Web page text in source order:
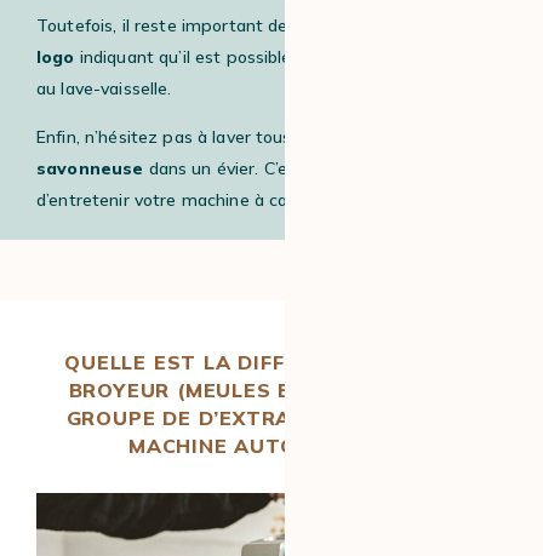
Toutefois, il reste important de vérifier la présence d’un
logo indiquant qu’il est possible de passer ces éléments
au lave-vaisselle.
Enfin, n’hésitez pas à laver tous les éléments à
savonneuse dans un évier. C’est la manière la plus sûre
d’entretenir votre machine à café !
QUELLE EST LA DIFFÉRENCE ENTRE LE
BROYEUR (MEULES ET MOULIN) ET LE
GROUPE DE D’EXTRACTION DE VOTRE
MACHINE AUTOMATIQUE ?